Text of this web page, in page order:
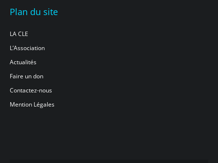
Plan du site
LA CLE
L’Association
Actualités
Faire un don
Contactez-nous
Mention Légales